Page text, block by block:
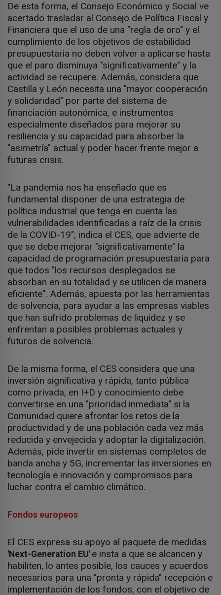
De esta forma, el Consejo Económico y Social ve
acertado trasladar al Consejo de Política Fiscal y
Financiera que el uso de una "regla de oro" y el
cumplimiento de los objetivos de estabilidad
presupuestaria no deben volver a aplicarse hasta
que el paro disminuya "significativamente" y la
actividad se recupere. Además, considera que
Castilla y León necesita una "mayor cooperación
y solidaridad" por parte del sistema de
financiación autonómica, e instrumentos
especialmente diseñados para mejorar su
resiliencia y su capacidad para absorber la
"asimetría" actual y poder hacer frente mejor a
futuras crisis.
"La pandemia nos ha enseñado que es
fundamental disponer de una estrategia de
política industrial que tenga en cuenta las
vulnerabilidades identificadas a raíz de la crisis
de la COVID-19", indica el CES, que advierte de
que se debe mejorar "significativamente" la
capacidad de programación presupuestaria para
que todos "los recursos desplegados se
absorban en su totalidad y se utilicen de manera
eficiente". Además, apuesta por las herramientas
de solvencia, para ayudar a las empresas viables
que han sufrido problemas de liquidez y se
enfrentan a posibles problemas actuales y
futuros de solvencia.
De la misma forma, el CES considera que una
inversión significativa y rápida, tanto pública
como privada, en I+D y conocimiento debe
convertirse en una "prioridad inmediata" si la
Comunidad quiere afrontar los retos de la
productividad y de una población cada vez más
reducida y envejecida y adoptar la digitalización.
Además, pide invertir en sistemas completos de
banda ancha y 5G, incrementar las inversiones en
tecnología e innovación y compromisos para
luchar contra el cambio climático.
Fondos europeos
El CES expresa su apoyo al paquete de medidas
'Next-Generation EU' e insta a que se alcancen y
habiliten, lo antes posible, los cauces y acuerdos
necesarios para una "pronta y rápida" recepción e
implementación de los fondos, con el objetivo de